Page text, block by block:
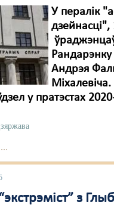
У пералік
дзейнасці",
Андрэя
у пратэстах
з